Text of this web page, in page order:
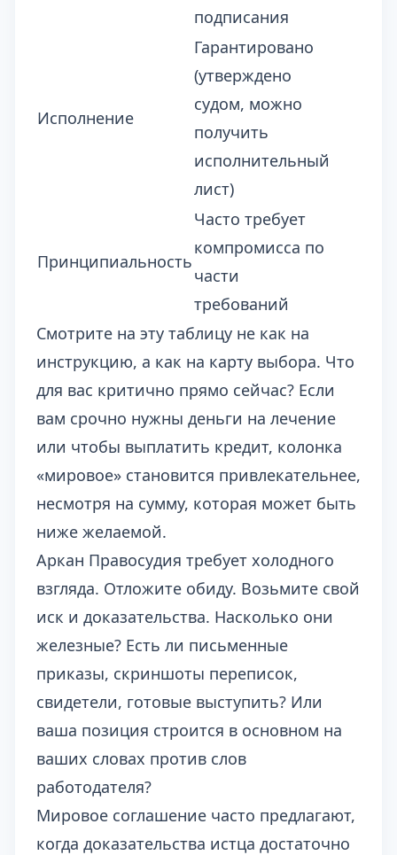
подписания
Исполнение
Гарантировано
(утверждено
судом, можно
получить
исполнительный
лист)
Принципиальность
Часто требует
компромисса по
части
требований
Смотрите на эту таблицу не как на
инструкцию, а как на карту выбора. Что
для вас критично прямо сейчас? Если
вам срочно нужны деньги на лечение
или чтобы выплатить кредит, колонка
«мировое» становится привлекательнее,
несмотря на сумму, которая может быть
ниже желаемой.
Аркан Правосудия требует холодного
взгляда. Отложите обиду. Возьмите свой
иск и доказательства. Насколько они
железные? Есть ли письменные
приказы, скриншоты переписок,
свидетели, готовые выступить? Или
ваша позиция строится в основном на
ваших словах против слов
работодателя?
Мировое соглашение часто предлагают,
когда доказательства истца достаточно